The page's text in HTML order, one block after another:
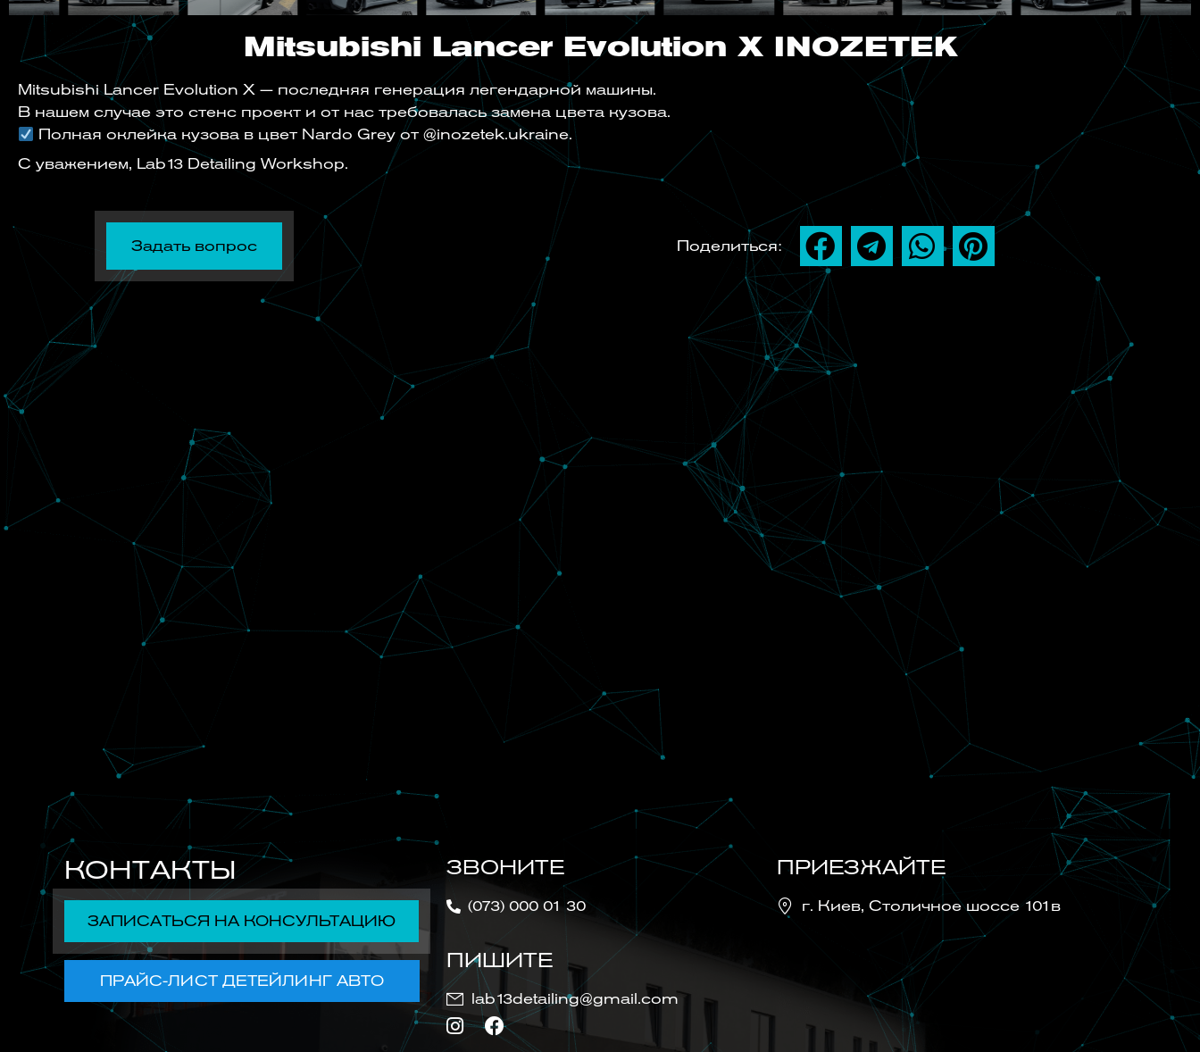
Mitsubishi Lancer Evolution X INOZETEK
Mitsubishi Lancer Evolution X — последняя генерация легендарной машины.
В нашем случае это стенс проект и от нас требовалась замена цвета кузова.
Полная оклейка кузова в цвет Nardo Grey от @inozetek.ukraine.
С уважением, Lab13 Detailing Workshop.
Задать вопрос Поделиться:
КОНТАКТЫ
ЗАПИСАТЬСЯ НА КОНСУЛЬТАЦИЮ
ПРАЙС-ЛИСТ ДЕТЕЙЛИНГ АВТО
ЗВОНИТЕ
(073) 000 01 30
ПИШИТЕ
lab13detailing@gmail.com
ПРИЕЗЖАЙТЕ
г. Киев, Cтоличное шоссе 101в